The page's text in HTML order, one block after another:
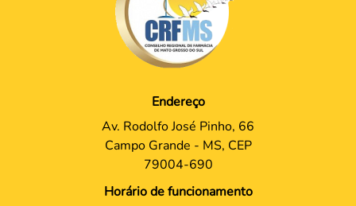
Endereço
Av. Rodolfo José Pinho, 66
Campo Grande - MS, CEP
79004-690
Horário de funcionamento